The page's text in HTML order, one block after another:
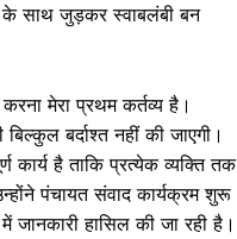
के साथ जुड़कर स्वाबलंबी बन
मेरा प्रथम कर्तव्य है।
बर्दाश्त नहीं की जाएगी।
कार्य है ताकि प्रत्येक व्यक्ति तक
पंचायत संवाद कार्यक्रम शुरू
हासिल की जा रही है।